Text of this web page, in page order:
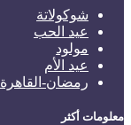
شوكولاتة
عيد الحب
مولود
عيد الأم
رمضان-القاهرة
معلومات أكثر